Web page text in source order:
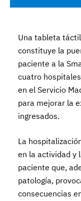
Una tableta
constituye la
paciente a la
cuatro
en el Servicio
para mejorar la
ingresados.
La
en la actividad y
paciente que,
patología,
consecuencias